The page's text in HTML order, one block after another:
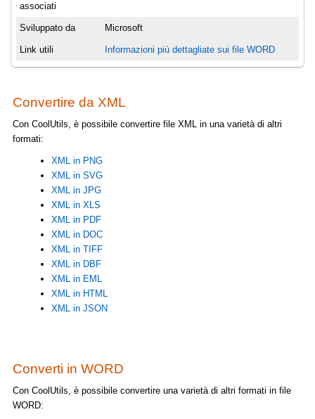
associati
Sviluppato da Microsoft
Link utili Informazioni più dettagliate sui file WORD
Convertire da XML
Con CoolUtils, è possibile convertire file XML in una varietà di altri
formati:
XML in PNG
XML in SVG
XML in JPG
XML in XLS
XML in PDF
XML in DOC
XML in TIFF
XML in DBF
XML in EML
XML in HTML
XML in JSON
Converti in WORD
Con CoolUtils, è possibile convertire una varietà di altri formati in file
WORD: